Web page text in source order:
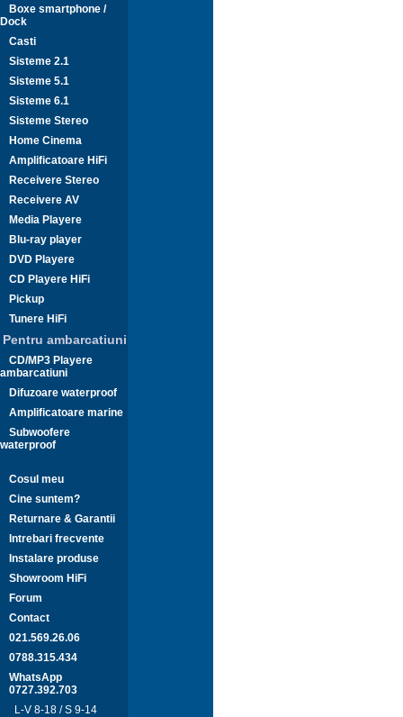
Boxe smartphone /
Dock
Casti
Sisteme 2.1
Sisteme 5.1
Sisteme 6.1
Sisteme Stereo
Home Cinema
Amplificatoare HiFi
Receivere Stereo
Receivere AV
Media Playere
Blu-ray player
DVD Playere
CD Playere HiFi
Pickup
Tunere HiFi
Pentru ambarcatiuni
CD/MP3 Playere
ambarcatiuni
Difuzoare waterproof
Amplificatoare marine
Subwoofere
waterproof
Cosul meu
Cine suntem?
Returnare & Garantii
Intrebari frecvente
Instalare produse
Showroom HiFi
Forum
Contact
021.569.26.06
0788.315.434
WhatsApp
0727.392.703
L-V 8-18 / S 9-14